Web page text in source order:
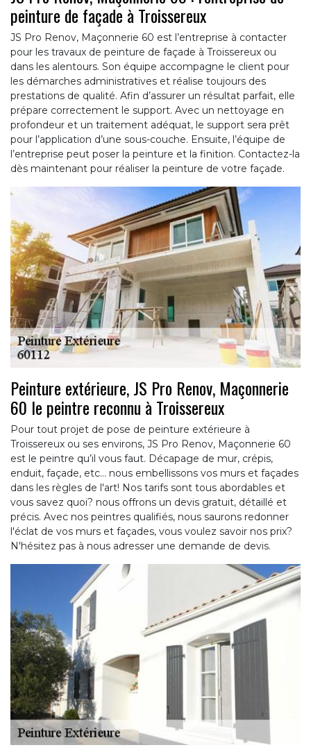
peinture de façade à Troissereux
JS Pro Renov, Maçonnerie 60 est l’entreprise à contacter
pour les travaux de peinture de façade à Troissereux ou
dans les alentours. Son équipe accompagne le client pour
les démarches administratives et réalise toujours des
prestations de qualité. Afin d’assurer un résultat parfait, elle
prépare correctement le support. Avec un nettoyage en
profondeur et un traitement adéquat, le support sera prêt
pour l’application d’une sous-couche. Ensuite, l’équipe de
l’entreprise peut poser la peinture et la finition. Contactez-la
dès maintenant pour réaliser la peinture de votre façade.
Peinture extérieure, JS Pro Renov, Maçonnerie
60 le peintre reconnu à Troissereux
Pour tout projet de pose de peinture extérieure à
Troissereux ou ses environs, JS Pro Renov, Maçonnerie 60
est le peintre qu’il vous faut. Décapage de mur, crépis,
enduit, façade, etc... nous embellissons vos murs et façades
dans les règles de l'art! Nos tarifs sont tous abordables et
vous savez quoi? nous offrons un devis gratuit, détaillé et
précis. Avec nos peintres qualifiés, nous saurons redonner
l'éclat de vos murs et façades, vous voulez savoir nos prix?
N'hésitez pas à nous adresser une demande de devis.